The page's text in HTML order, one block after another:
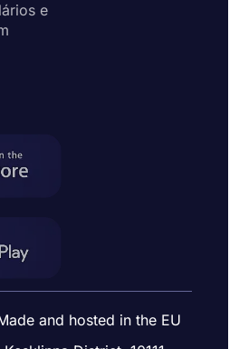
e
and hosted in the EU